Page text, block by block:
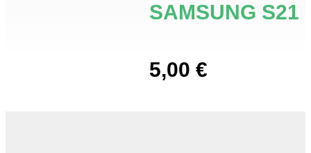
SAMSUNG S21
5,00€